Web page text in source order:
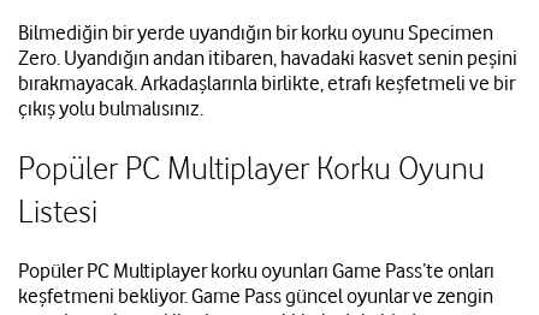
Bilmediğin bir yerde uyandığın bir korku oyunu Specimen
Zero. Uyandığın andan itibaren, havadaki kasvet senin peşini
bırakmayacak. Arkadaşlarınla birlikte, etrafı keşfetmeli ve bir
çıkış yolu bulmalısınız.
Popüler PC Multiplayer Korku Oyunu
Listesi
Popüler PC Multiplayer korku oyunları Game Pass’te onları
keşfetmeni bekliyor. Game Pass güncel oyunlar ve zengin